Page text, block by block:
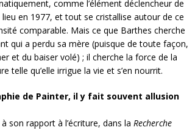
comme l’élément déclencheur de
en 1977, et tout se cristallise autour de ce
comparable. Mais ce que Barthes cherche
qui a perdu sa mère (puisque de toute façon,
et du baiser volé) ; il cherche la force de la
telle qu’elle irrigue la vie et s’en nourrit.
de Painter, il y fait souvent allusion
son rapport à l’écriture, dans la Recherche